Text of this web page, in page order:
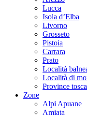
Lucca
Isola d’Elba
Livorno
Grosseto
Pistoia
Carrara
Prato
Località
Località di
Province
Zone
Alpi Apuane
Amiata